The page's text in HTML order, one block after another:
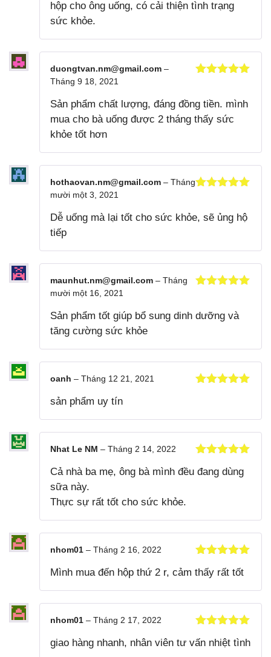
sao
hộp cho ông uống, có cải thiện tình trạng
sức khỏe.
sao
duongtvan.nm@gmail.com –
Tháng 9 18, 2021
Sản phẩm chất lượng, đáng đồng tiền. mình
mua cho bà uống được 2 tháng thấy sức
khỏe tốt hơn
sao
hothaovan.nm@gmail.com – Tháng
mười một 3, 2021
Dễ uống mà lại tốt cho sức khỏe, sẽ ủng hộ
tiếp
sao
maunhut.nm@gmail.com – Tháng
mười một 16, 2021
Sản phẩm tốt giúp bổ sung dinh dưỡng và
tăng cường sức khỏe
oanh – Tháng 12 21, 2021
sản phẩm uy tín
hạng55
Nhat Le NM – Tháng 2 14, 2022
Cả nhà ba mẹ, ông bà mình đều đang dùng
sữa này.
Thực sự rất tốt cho sức khỏe.
hạng55
nhom01 – Tháng 2 16, 2022
Mình mua đến hộp thứ 2 r, cảm thấy rất tốt
hạng55
nhom01 – Tháng 2 17, 2022
giao hàng nhanh, nhân viên tư vấn nhiệt tình